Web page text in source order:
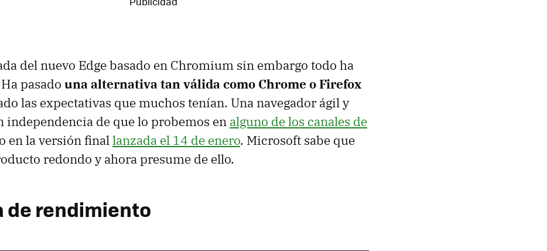
del nuevo Edge basado en Chromium sin embargo todo ha
pasado una alternativa tan válida como Chrome o Firefox
las expectativas que muchos tenían. Una navegador ágil y
independencia de que lo probemos en alguno de los canales de
o en la versión finallanzada el 14 de enero. Microsoft sabe que
redondo y ahora presume de ello.
de rendimiento